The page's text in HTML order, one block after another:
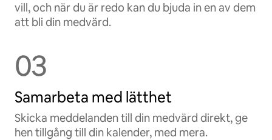
vill, och när du är redo kan du bjuda in en av dem
att bli din medvärd.
03
Samarbeta med lätthet
Skicka meddelanden till din medvärd direkt, ge
hen tillgång till din kalender, med mera.